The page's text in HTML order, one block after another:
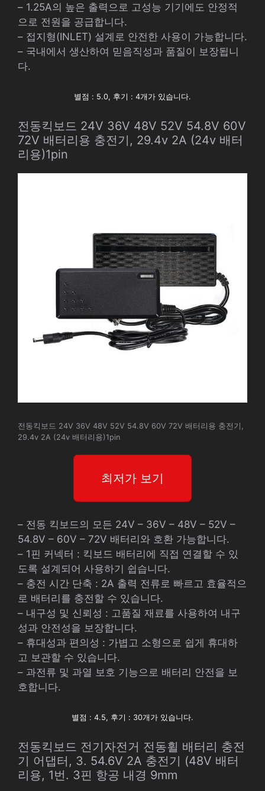
– 1.25A의 높은 출력으로 고성능 기기에도 안정적
으로 전원을 공급합니다.
– 접지형(INLET) 설계로 안전한 사용이 가능합니다.
– 국내에서 생산하여 믿음직성과 품질이 보장됩니
다.
별점 : 5.0, 후기 : 4개가 있습니다.
전동킥보드 24V 36V 48V 52V 54.8V 60V
72V 배터리용 충전기, 29.4v 2A (24v 배터
리용)1pin
전동킥보드 24V 36V 48V 52V 54.8V 60V 72V 배터리용 충전기,
29.4v 2A (24v 배터리용)1pin
최저가 보기
– 전동 킥보드의 모든 24V – 36V – 48V – 52V –
54.8V – 60V – 72V 배터리와 호환 가능합니다.
– 1핀 커넥터 : 킥보드 배터리에 직접 연결할 수 있
도록 설계되어 사용하기 쉽습니다.
– 충전 시간 단축 : 2A 출력 전류로 빠르고 효율적으
로 배터리를 충전할 수 있습니다.
– 내구성 및 신뢰성 : 고품질 재료를 사용하여 내구
성과 안전성을 보장합니다.
– 휴대성과 편의성 : 가볍고 소형으로 쉽게 휴대하
고 보관할 수 있습니다.
– 과전류 및 과열 보호 기능으로 배터리 안전을 보
호합니다.
별점 : 4.5, 후기 : 30개가 있습니다.
전동킥보드 전기자전거 전동휠 배터리 충전
기 어댑터, 3. 54.6V 2A 충전기 (48V 배터
리용, 1번. 3핀 항공 내경 9mm